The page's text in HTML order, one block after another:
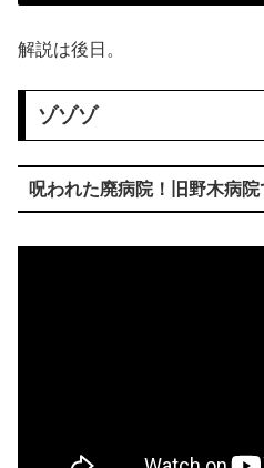
解説は後日。
ゾゾゾ
呪われた廃病院！旧野木病院